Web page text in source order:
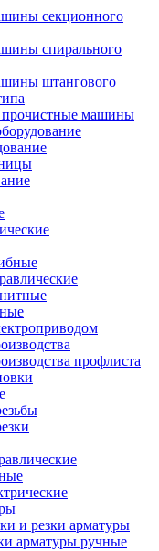
секционного
спирального
штангового
прочистные машины
профлиста
и резки арматуры
арматуры ручные